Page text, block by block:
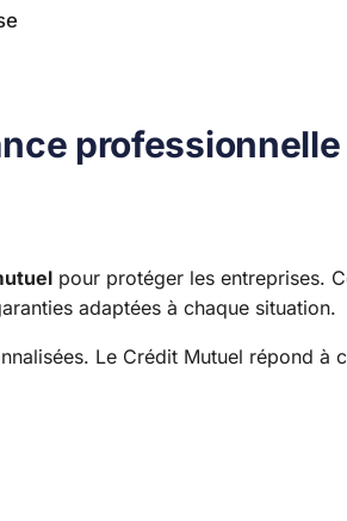
pour protéger les entreprises.
adaptées à chaque situation.
Le Crédit Mutuel répond à